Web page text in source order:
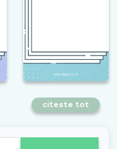
Cum te poate ajuta
citeste tot